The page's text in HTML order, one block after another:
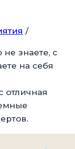
/
не знаете, с
на себя
отличная